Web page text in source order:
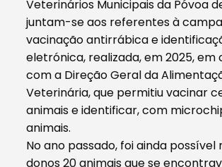
Veterinários Municipais da Póvoa
juntam-se aos referentes à
vacinação antirrábica e
eletrónica, realizada, em 2025,
com a Direção Geral da
Veterinária, que permitiu vacinar
animais e identificar, com
animais.
No ano passado, foi ainda possível
donos 20 animais que se